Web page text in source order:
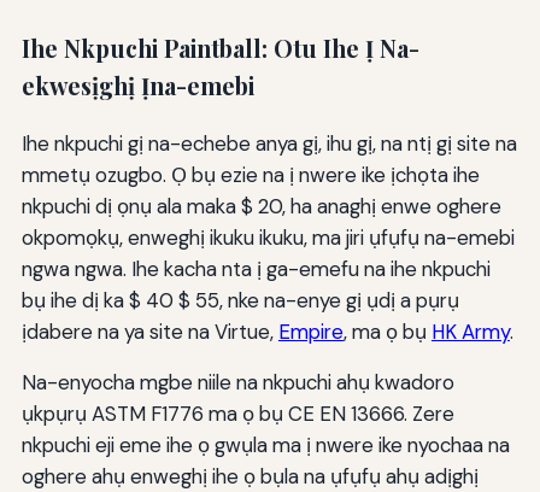
Ihe Nkpuchi Paintball: Otu Ihe Ị Na-
ekwesịghị Ịna-emebi
Ihe nkpuchi gị na-echebe anya gị, ihu gị, na ntị gị site na
mmetụ ozugbo. Ọ bụ ezie na ị nwere ike ịchọta ihe
nkpuchi dị ọnụ ala maka $ 20, ha anaghị enwe oghere
okpomọkụ, enweghị ikuku ikuku, ma jiri ụfụfụ na-emebi
ngwa ngwa. Ihe kacha nta ị ga-emefu na ihe nkpuchi
bụ ihe dị ka $ 40 $ 55, nke na-enye gị ụdị a pụrụ
ịdabere na ya site na Virtue, Empire, ma ọ bụ HK Army.
Na-enyocha mgbe niile na nkpuchi ahụ kwadoro
ụkpụrụ ASTM F1776 ma ọ bụ CE EN 13666. Zere
nkpuchi eji eme ihe ọ gwụla ma ị nwere ike nyochaa na
oghere ahụ enweghị ihe ọ bụla na ụfụfụ ahụ adịghị